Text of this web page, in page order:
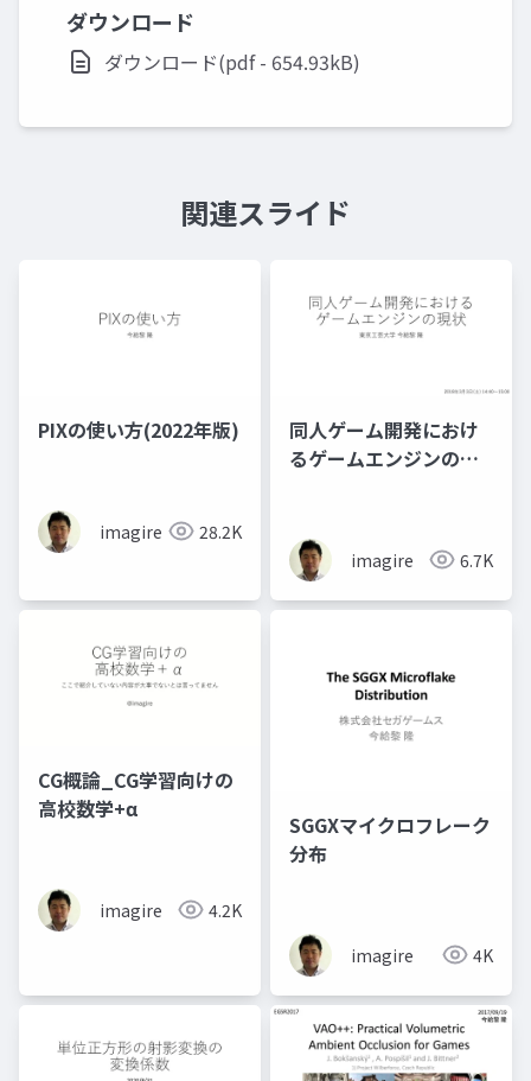
ダウンロード
ダウンロード(pdf - 654.93kB)
関連スライド
PIXの使い方(2022年版)
imagire 28.2K
同人ゲーム開発におけ
るゲームエンジンの現
imagire 6.7K
CG概論_CG学習向けの
高校数学+α
imagire 4.2K
SGGXマイクロフレーク
分布
imagire 4K